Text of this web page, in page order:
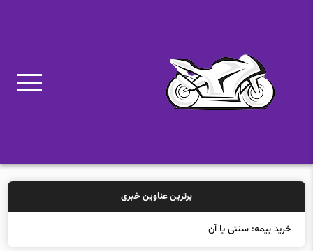
برترین عناوین خبری
خرید بیمه: سنتی یا آنلاین؟